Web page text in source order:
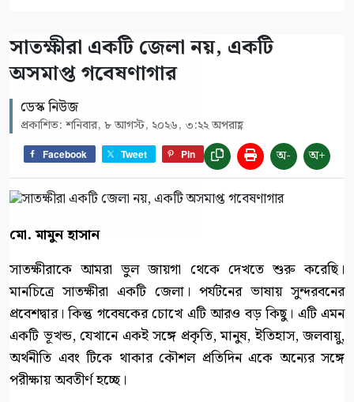
সাতক্ষীরা একটি জেলা নয়, একটি
অসমাপ্ত গবেষণাগার
ডেস্ক নিউজ
প্রকাশিত: শনিবার, ৮ আগস্ট, ২০২৬, ৩:২২ অপরাহ্ণ
Facebook Tweet Pin অ- অ+
মো. মামুন হাসান
সাতক্ষীরাকে আমরা ভুল জায়গা থেকে দেখতে শুরু করেছি।
মানচিত্রে সাতক্ষীরা একটি জেলা। পর্যটনের ভাষায় সুন্দরবনের
প্রবেশদ্বার। কিন্তু গবেষকের চোখে এটি আরও বড় কিছু। এটি এমন
একটি ভূখন্ড, যেখানে একই সঙ্গে প্রকৃতি, মানুষ, ইতিহাস, জলবায়ু,
অর্থনীতি এবং টিকে থাকার কৌশল প্রতিদিন একে অন্যের সঙ্গে
পরীক্ষায় অবতীর্ণ হচ্ছে।